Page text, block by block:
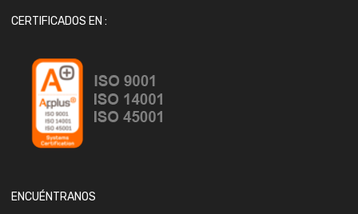
CERTIFICADOS EN :
ENCUÉNTRANOS